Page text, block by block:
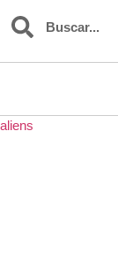
aliens